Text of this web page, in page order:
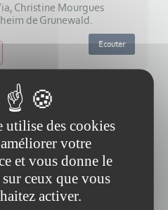
Christine Mourgues
de Grunewald.
Ecouter
Romaine d'Eysses
la Fête romaine qui aura
9 août de 10 heures
utilise des cookies
votre
et vous donne le
ceux que vous
activer.